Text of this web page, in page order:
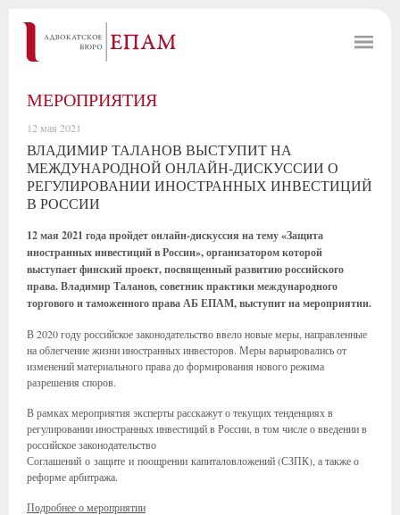
МЕРОПРИЯТИЯ
12 мая 2021
ВЛАДИМИР ТАЛАНОВ ВЫСТУПИТ НА
МЕЖДУНАРОДНОЙ ОНЛАЙН-ДИСКУССИИ О
РЕГУЛИРОВАНИИ ИНОСТРАННЫХ ИНВЕСТИЦИЙ
В РОССИИ
12 мая 2021 года пройдет онлайн-дискуссия на тему «Защита
иностранных инвестиций в России», организатором которой
выступает финский проект, посвященный развитию российского
права. Владимир Таланов, советник практики международного
торгового и таможенного права АБ ЕПАМ, выступит на мероприятии.
В 2020 году российское законодательство ввело новые меры, направленные
на облегчение жизни иностранных инвесторов. Меры варьировались от
изменений материального права до формирования нового режима
разрешения споров.
В рамках мероприятия эксперты расскажут о текущих тенденциях в
регулировании иностранных инвестиций в России, в том числе о введении в
российское законодательство
Соглашений о защите и поощрении капиталовложений (СЗПК), а также о
реформе арбитража.
Подробнее о мероприятии